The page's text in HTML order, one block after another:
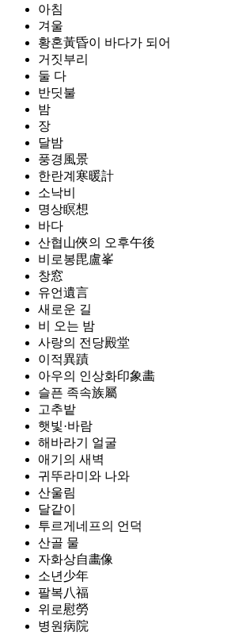
아침
겨울
황혼黃昏이 바다가 되어
거짓부리
둘 다
반딧불
밤
장
달밤
풍경風景
한란계寒暖計
소낙비
명상瞑想
바다
산협山俠의 오후午後
비로봉毘盧峯
창窓
유언遺言
새로운 길
비 오는 밤
사랑의 전당殿堂
이적異蹟
아우의 인상화印象畵
슬픈 족속族屬
고추밭
햇빛·바람
해바라기 얼굴
애기의 새벽
귀뚜라미와 나와
산울림
달같이
투르게네프의 언덕
산골 물
자화상自畵像
소년少年
팔복八福
위로慰勞
병원病院